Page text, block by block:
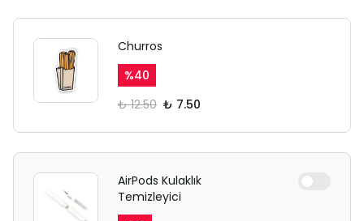
Churros
%40
₺ 12.50 ₺ 7.50
AirPods Kulaklık
Temizleyici